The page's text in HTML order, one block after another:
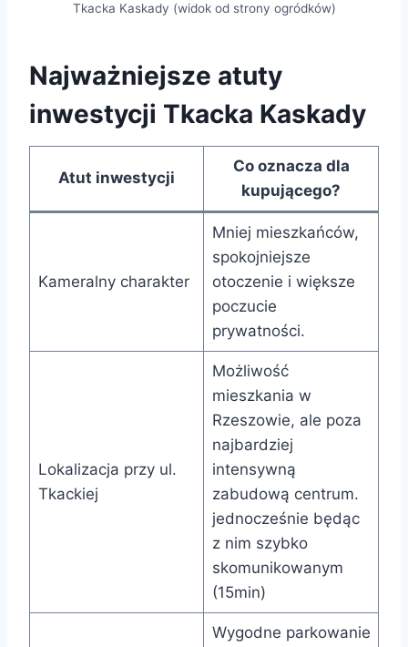
Tkacka Kaskady (widok od strony ogródków)
Najważniejsze atuty
inwestycji Tkacka Kaskady
Atut inwestycji
Co oznacza dla
kupującego?
Kameralny charakter
Mniej mieszkańców,
spokojniejsze
otoczenie i większe
poczucie
prywatności.
Lokalizacja przy ul.
Tkackiej
Możliwość
mieszkania w
Rzeszowie, ale poza
najbardziej
intensywną
zabudową centrum.
jednocześnie będąc
z nim szybko
skomunikowanym
(15min)
Wygodne parkowanie